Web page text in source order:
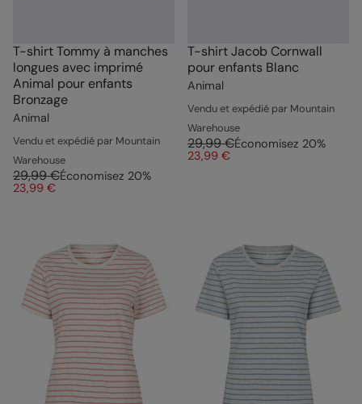
T-shirt Tommy à manches
longues avec imprimé
Animal pour enfants
Bronzage
Animal
Vendu et expédié par Mountain
Warehouse
29,99 €Économisez 20%
23,99 €
T-shirt Jacob Cornwall
pour enfants Blanc
Animal
Vendu et expédié par Mountain
Warehouse
29,99 €Économisez 20%
23,99 €